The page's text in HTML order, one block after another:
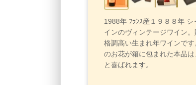
1988年 ﾌﾗﾝｽ産１９８８年
インのヴィンテージワイン。
格調高い生まれ年ワインで
のお花が箱に包まれた本品
と喜ばれます。